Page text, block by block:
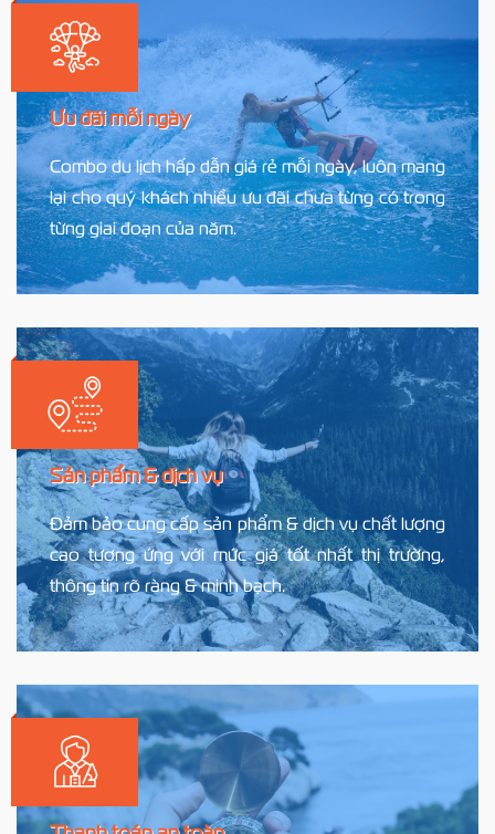
Ưu đãi mỗi ngày
Combo du lịch hấp dẫn giá rẻ mỗi ngày, luôn mang
lại cho quý khách nhiều ưu đãi chưa từng có trong
từng giai đoạn của năm.
Sản phẩm & dịch vụ
Đảm bảo cung cấp sản phẩm & dịch vụ chất lượng
cao tương ứng với mức giá tốt nhất thị trường,
thông tin rõ ràng & minh bạch.